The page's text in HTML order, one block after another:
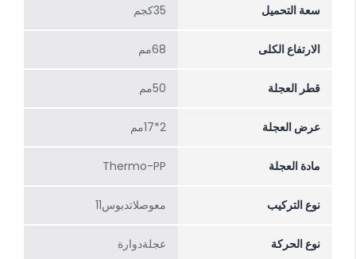
سعة التحميل 35كجم
الارتفاع الکلی 68مم
قطر العجلة 50مم
عرض العجلة 2*17مم
مادة العجلة Thermo-PP
نوع التركيب معوصلاتدبوس11
نوع الحركة عجلةدوارة